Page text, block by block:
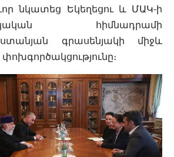
նկատեց Եկեղեցու և ՄԱԿ-ի
հիմնադրամի
գրասենյակի միջև